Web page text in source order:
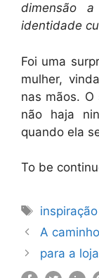
dimensão
identidade
Foi uma
mulher,
nas mãos.
não haja
quando ela
To be
Etiquetas
A
para a loja